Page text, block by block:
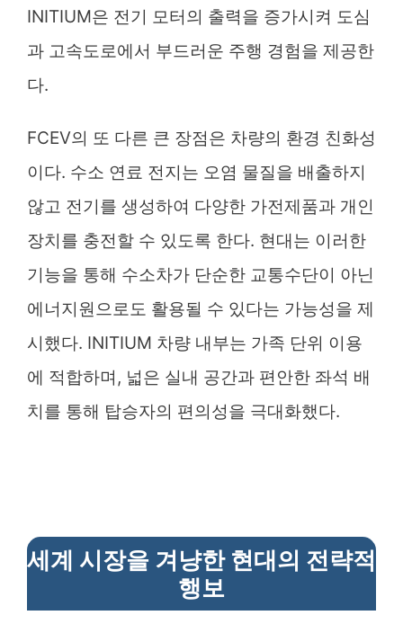
INITIUM은 전기 모터의 출력을 증가시켜 도심
과 고속도로에서 부드러운 주행 경험을 제공한
다.
FCEV의 또 다른 큰 장점은 차량의 환경 친화성
이다. 수소 연료 전지는 오염 물질을 배출하지
않고 전기를 생성하여 다양한 가전제품과 개인
장치를 충전할 수 있도록 한다. 현대는 이러한
기능을 통해 수소차가 단순한 교통수단이 아닌
에너지원으로도 활용될 수 있다는 가능성을 제
시했다. INITIUM 차량 내부는 가족 단위 이용
에 적합하며, 넓은 실내 공간과 편안한 좌석 배
치를 통해 탑승자의 편의성을 극대화했다.
세계 시장을 겨냥한 현대의 전략적
행보